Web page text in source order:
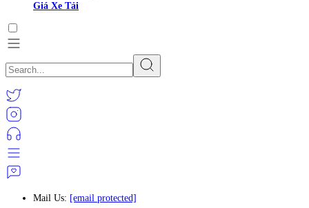
Giá Xe Tải
Mail Us: [email protected]